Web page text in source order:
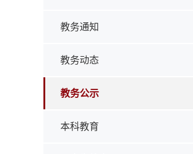
教务通知
教务动态
教务公示
本科教育